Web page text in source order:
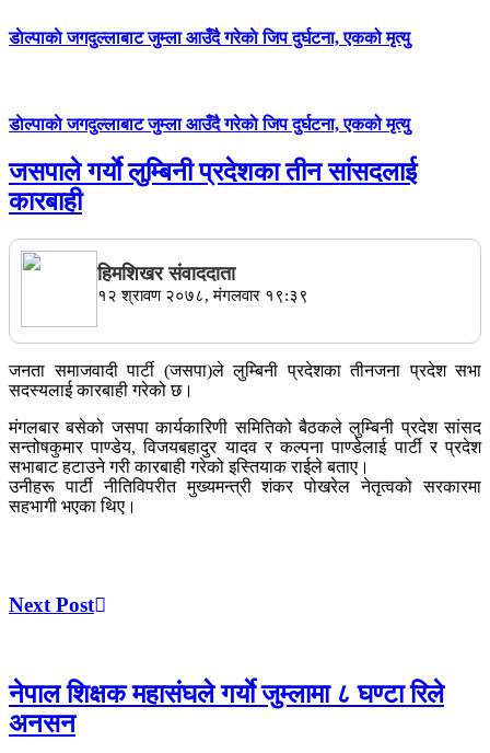
डाेल्पाकाे जगदुल्लाबाट जुम्ला आउँदै गरेकाे जिप दुर्घटना, एकको मृत्यु
डाेल्पाकाे जगदुल्लाबाट जुम्ला आउँदै गरेकाे जिप दुर्घटना, एकको मृत्यु
जसपाले गर्याे लुम्बिनी प्रदेशका तीन सांसदलाई
कारबाही
हिमशिखर संवाददाता
१२ श्रावण २०७८, मंगलवार १९:३९
जनता समाजवादी पार्टी (जसपा)ले लुम्बिनी प्रदेशका तीनजना प्रदेश सभा
सदस्यलाई कारबाही गरेको छ।
मंगलबार बसेको जसपा कार्यकारिणी समितिको बैठकले लुम्बिनी प्रदेश सांसद
सन्तोषकुमार पाण्डेय, विजयबहादुर यादव र कल्पना पाण्डेलाई पार्टी र प्रदेश
सभाबाट हटाउने गरी कारबाही गरेको इस्तियाक राईले बताए।
उनीहरू पार्टी नीतिविपरीत मुख्यमन्त्री शंकर पोखरेल नेतृत्वको सरकारमा
सहभागी भएका थिए।
Next Post
नेपाल शिक्षक महासंघले गर्याे जुम्लामा ८ घण्टा रिले
अनसन